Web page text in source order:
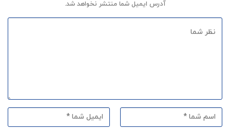
آدرس ایمیل شما منتشر نخواهد شد.